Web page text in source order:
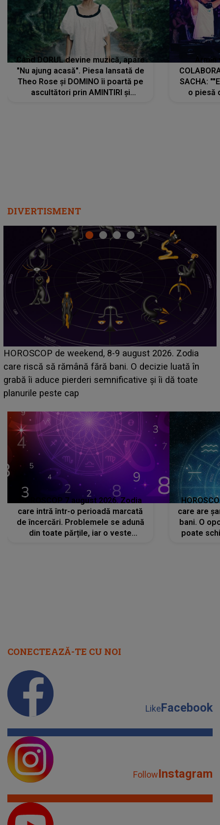
Când DORUL devine muzică, apare
"Nu ajung acasă". Piesa lansată de
Theo Rose și DOMINO îi poartă pe
ascultători prin AMINTIRI și
SACHA:
o piesă
DIVERTISMENT
Emanuel a ținut ACEST DETALIU ASCUNS până
acum! În fața Alexandrei, concurentul din Casa Iubirii
face o MĂRTURISIRE NEAȘTEPTATĂ despre mama
sa: "I-am spus și ei în față, eu nu te iubesc pentru
HOROSCOP 7 august 2026. Zodia
care intră într-o perioadă marcată
de încercări. Problemele se adună
din toate părțile, iar o veste
care are
bani. O
poate
CONECTEAZĂ-TE CU NOI
LikeFacebook
FollowInstagram